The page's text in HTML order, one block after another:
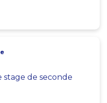
e
de seconde